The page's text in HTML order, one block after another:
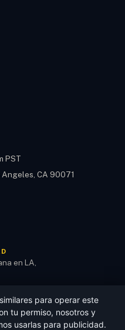
PST
Angeles, CA 90071
en LA,
Suscribirme
para operar este
tu permiso, nosotros y
usarlas para publicidad.